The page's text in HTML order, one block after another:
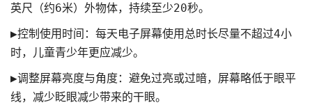
英尺（约6米）外物体，持续至少20秒。
▶控制使用时间：每天电子屏幕使用总时长尽量不超过4小
时，儿童青少年更应减少。
▶调整屏幕亮度与角度：避免过亮或过暗，屏幕略低于眼平
线，减少眨眼减少带来的干眼。